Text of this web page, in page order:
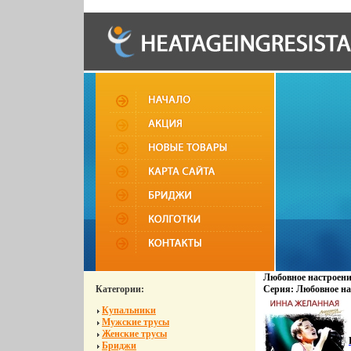
Категории:
Купальники
Мужские трусы
Женские трусы
Бриджи
Любовное
Серия: Любовное